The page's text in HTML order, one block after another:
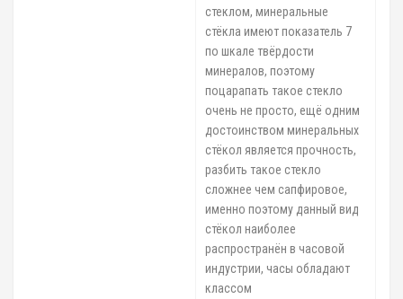
стеклом, минеральные
стёкла имеют показатель 7
по шкале твёрдости
минералов, поэтому
поцарапать такое стекло
очень не просто, ещё одним
достоинством минеральных
стёкол является прочность,
разбить такое стекло
сложнее чем сапфировое,
именно поэтому данный вид
стёкол наиболее
распространён в часовой
индустрии, часы обладают
классом